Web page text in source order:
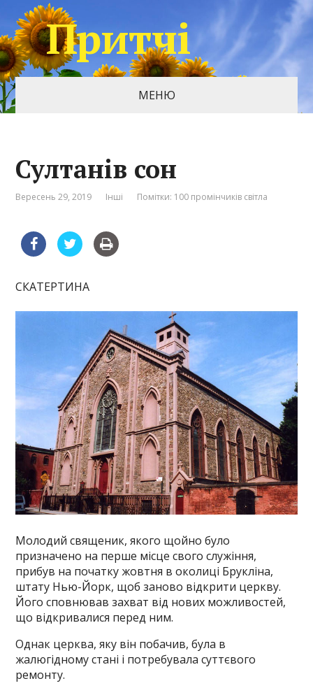
Притчі
МЕНЮ
Султанів сон
Вересень 29, 2019 Інші Помітки: 100 промінчиків світла
СКАТЕРТИНА
Молодий священик, якого щойно було
призначено на перше місце свого служіння,
прибув на початку жовтня в околиці Брукліна,
штату Нью-Йорк, щоб заново відкрити церкву.
Його сповнював захват від нових можливостей,
що відкривалися перед ним.
Однак церква, яку він побачив, була в
жалюгідному стані і потребувала суттєвого
ремонту.